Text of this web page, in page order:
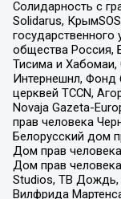
Солидарность с
Solidarus,
общества Россия,
Тисима и Хабомаи,
Интернешнл, Фонд
церквей TCCN,
Novaja Gazeta-
прав человека
Белорусский дом
Дом прав
Дом прав
Studios, ТВ Дождь,
Вилфрида